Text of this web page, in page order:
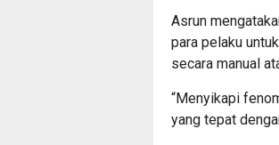
Asrun
para pelaku
secara manual
“Menyikapi
yang tepat